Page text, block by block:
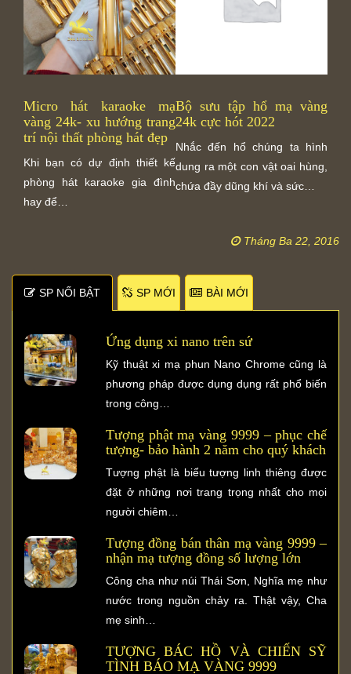
Micro hát karaoke mạ
vàng 24k- xu hướng trang
trí nội thất phòng hát đẹp
Khi bạn có dự định thiết kế
phòng hát karaoke gia đình
hay để…
Bộ sưu tập hổ mạ vàng
24k cực hót 2022
Nhắc đến hổ chúng ta hình
dung ra một con vật oai hùng,
chứa đầy dũng khí và sức…
Tháng Ba 22, 2016
SP NỐI BẬT SP MỚI BÀI MỚI
Ứng dụng xi nano trên sứ
Kỹ thuật xi mạ phun Nano Chrome cũng là
phương pháp được dụng dụng rất phổ biến
trong công…
Tượng phật mạ vàng 9999 – phục chế
tượng- bảo hành 2 năm cho quý khách
Tượng phật là biểu tượng linh thiêng được
đặt ở những nơi trang trọng nhất cho mọi
người chiêm…
Tượng đồng bán thân mạ vàng 9999 –
nhận mạ tượng đồng số lượng lớn
Công cha như núi Thái Sơn, Nghĩa mẹ như
nước trong nguồn chảy ra. Thật vậy, Cha
mẹ sinh…
TƯỢNG BÁC HỒ VÀ CHIẾN SỸ
TÌNH BÁO MẠ VÀNG 9999